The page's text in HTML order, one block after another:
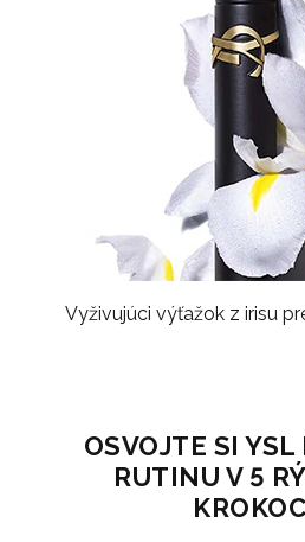
Vyživujúci výťažok z irisu
OSVOJTE SI
RUTINU V 5